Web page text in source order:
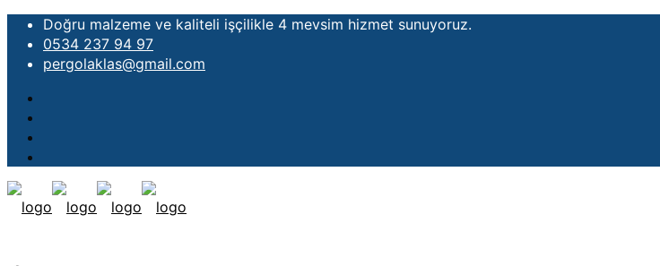
Doğru malzeme ve kaliteli işçilikle 4 mevsim hizmet sunuyoruz.
0534 237 94 97
pergolaklas@gmail.com